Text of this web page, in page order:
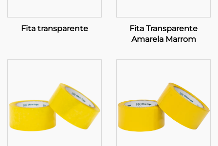
Fita transparente
Fita Transparente
Amarela Marrom